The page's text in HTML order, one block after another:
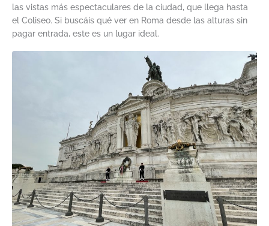
las vistas más espectaculares de la ciudad, que llega hasta
el Coliseo. Si buscáis qué ver en Roma desde las alturas sin
pagar entrada, este es un lugar ideal.